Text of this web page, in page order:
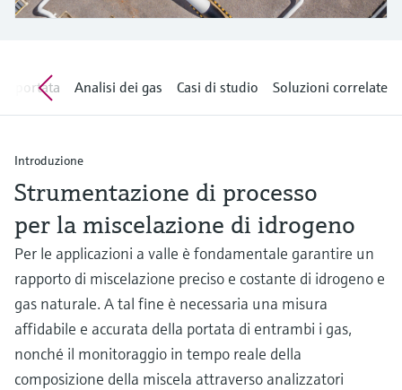
specifiche sul prodotto
Trova i ricambi giusti
ordine o numero di serie
microonde
della pressione
microonde
Visualizza tutti
dell'eccellenza operativa e dei
portata Analisi dei gas Casi di studio Soluzioni correlate
Introduzione
Strumentazione di processo
per la miscelazione di idrogeno
Per le applicazioni a valle è fondamentale garantire un
rapporto di miscelazione preciso e costante di idrogeno e
gas naturale. A tal fine è necessaria una misura
affidabile e accurata della portata di entrambi i gas,
nonché il monitoraggio in tempo reale della
composizione della miscela attraverso analizzatori